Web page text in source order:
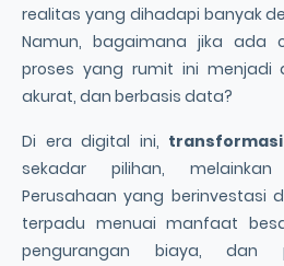
realitas yang dihadapi banyak
Namun, bagaimana jika ada
proses yang rumit ini menjadi
akurat, dan berbasis data?
Di era digital ini,
sekadar pilihan,
Perusahaan yang berinvestasi
terpadu menuai manfaat
pengurangan biaya, dan